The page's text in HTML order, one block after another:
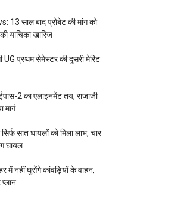
साल बाद प्रोबेट की मांग को
याचिका खारिज
प्रथम सेमेस्टर की दूसरी मेरिट
2 का एलाइनमेंट तय, राजाजी
सात घायलों को मिला लाभ, चार
घायल
में नहीं घुसेंगे कांवड़ियों के वाहन,